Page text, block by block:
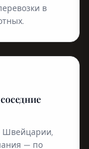
в
Швейцарии,
— по